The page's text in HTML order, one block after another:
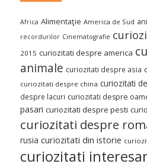
Africa Alimentaţie America de Sud
recordurilor Cinematografie
2015 curiozitati despre america
animale curiozitati despre asia
curiozitati despre china curiozitati
despre lacuri curiozitati despre
pasari curiozitati despre pesti
curiozitati despre
rusia curiozitati din istorie
curiozitati